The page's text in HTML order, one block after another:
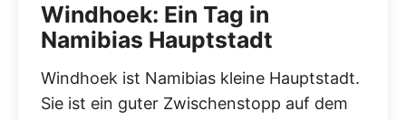
Windhoek: Ein Tag in
Namibias Hauptstadt
Windhoek ist Namibias kleine Hauptstadt.
Sie ist ein guter Zwischenstopp auf dem